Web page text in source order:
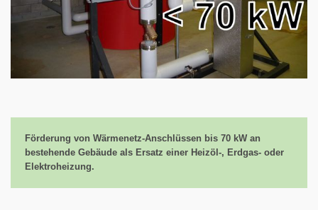
Förderung von Wärmenetz-Anschlüssen bis 70 kW an
bestehende Gebäude als Ersatz einer Heizöl-, Erdgas- oder
Elektroheizung.